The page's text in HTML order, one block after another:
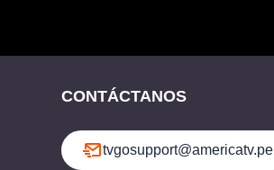
CONTÁCTANOS
tvgosupport@americatv.pe